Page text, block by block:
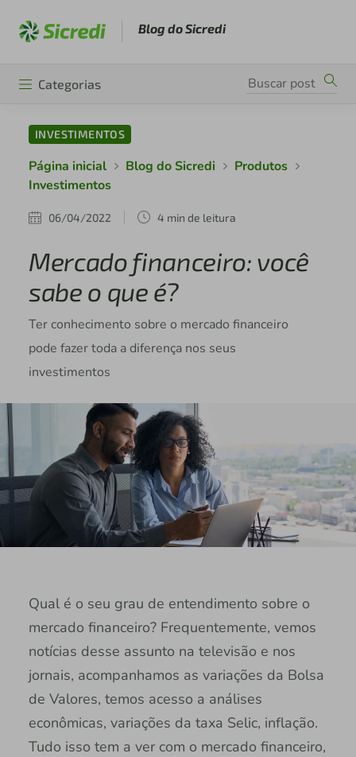
Blog do Sicredi
Categorias
INVESTIMENTOS
Página inicial Blog do Sicredi
Produtos
Investimentos
06/04/2022 4 min de leitura
Mercado financeiro: você
sabe o que é?
Ter conhecimento sobre o mercado financeiro
pode fazer toda a diferença nos seus
investimentos
Qual é o seu grau de entendimento sobre o
mercado financeiro? Frequentemente, vemos
notícias desse assunto na televisão e nos
jornais, acompanhamos as variações da Bolsa
de Valores, temos acesso a análises
econômicas, variações da taxa Selic, inflação.
Tudo isso tem a ver com o mercado financeiro,